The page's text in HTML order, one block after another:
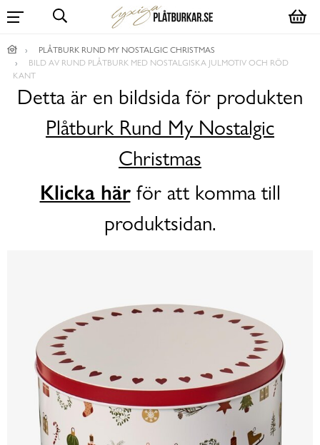
PLÅTBURK RUND MY NOSTALGIC CHRISTMAS
BILD AV RUND PLÅTBURK MED NOSTALGISKA JULMOTIV OCH RÖD
KANT
Detta är en bildsida för produkten
Plåtburk Rund My Nostalgic
Christmas
Klicka härför att komma till
produktsidan.